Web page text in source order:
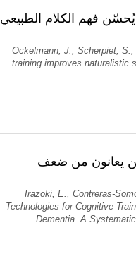
فهم الكلام الطبيعي
Ockelmann, J., Scherpiet,
training improves naturalistic
يعانون من ضعف
Irazoki, E., Contreras-
Technologies for Cognitive
Dementia. A